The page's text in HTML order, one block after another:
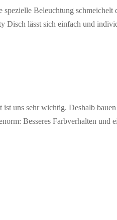
spezielle Beleuchtung
Disch lässt sich einfach und
uns sehr wichtig. Deshalb
Besseres Farbverhalten und